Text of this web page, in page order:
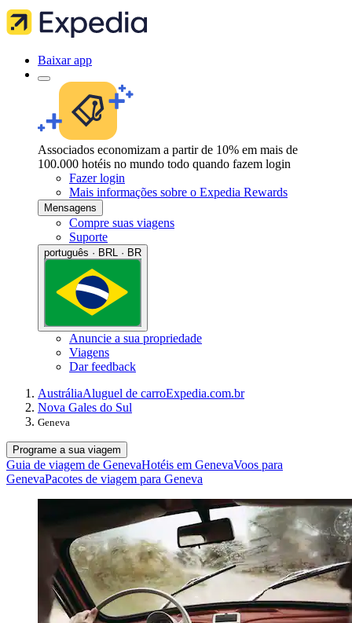
Baixar app
Associados economizam a partir de 10% em mais de
100.000 hotéis no mundo todo quando fazem login
Fazer login
Mais informações sobre o Expedia Rewards
Mensagens
Compre suas viagens
Suporte
português · BRL · BR
Anuncie a sua propriedade
Viagens
Dar feedback
AustráliaAluguel de carroExpedia.com.br
Nova Gales do Sul
Geneva
Programe a sua viagem
Guia de viagem de GenevaHotéis em GenevaVoos para
GenevaPacotes de viagem para Geneva